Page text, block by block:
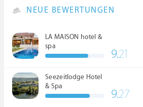
NEUE BEWERTUNGEN
LA MAISON hotel &
spa
9.21
Seezeitlodge Hotel
& Spa
9.27